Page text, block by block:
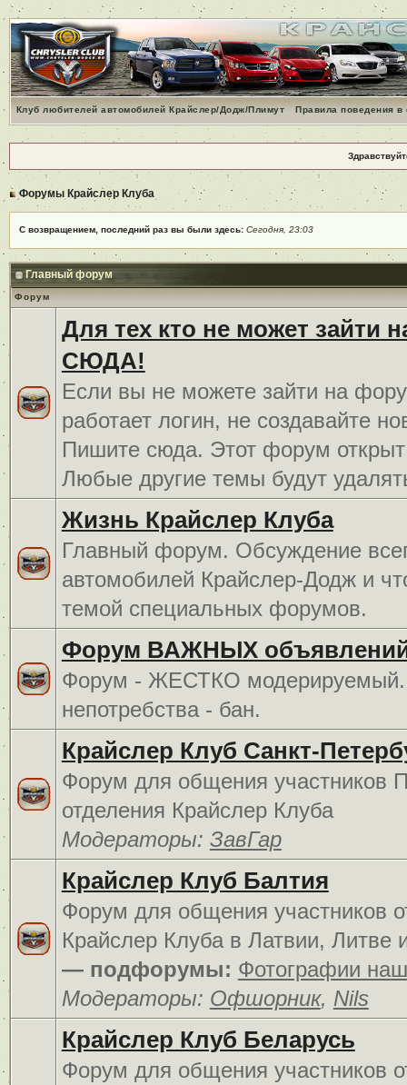
Клуб любителей автомобилей Крайслер/Додж/Плимут Правила поведения
Форумы Крайслер Клуба
С возвращением, последний раз вы были здесь: Сегодня, 23:03
Главный форум
Форум
Для тех кто не может зайти
СЮДА!
Если вы не можете зайти на
работает логин, не создавайте
Пишите сюда. Этот форум открыт
Любые другие темы будут
Жизнь Крайслер Клуба
Главный форум. Обсуждение
автомобилей Крайслер-Додж и
темой специальных форумов.
Форум ВАЖНЫХ
Форум - ЖЕСТКО
непотребства - бан.
Крайслер Клуб Санкт-
Форум для общения участников
отделения Крайслер Клуба
Модераторы: ЗавГар
Крайслер Клуб Балтия
Форум для общения участников
Крайслер Клуба в Латвии, Литве
— подфорумы: Фотографии
Модераторы: Офшорник, Nils
Крайслер Клуб Беларусь
Форум для общения участников